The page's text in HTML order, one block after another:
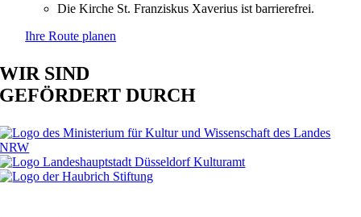
Die Kirche St. Franziskus Xaverius ist barrierefrei.
Ihre Route planen
WIR SIND
GEFÖRDERT DURCH